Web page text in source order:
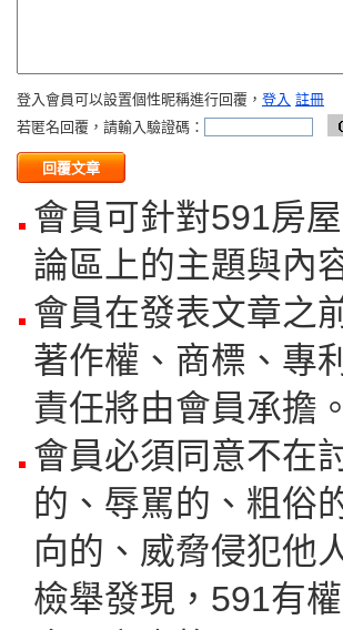
登入會員可以設置個性昵稱進行回覆， 登入 註冊
若匿名回覆，請輸入驗證碼：
會員可針對591房
論區上的主題與內
會員在發表文章之
著作權、商標、專
責任將由會員承擔。
會員必須同意不在
的、辱駡的、粗俗
向的、威脅侵犯他
檢舉發現，591有